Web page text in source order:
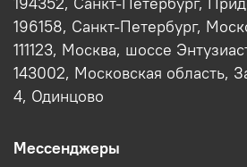
196158, Санкт-Петербург,
111123, Москва, шоссе
143002, Московская область,
4, Одинцово
Мессенджеры